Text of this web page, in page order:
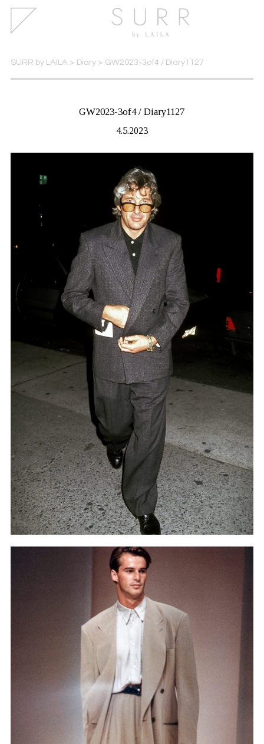
SURR by LAILA > Diary> GW2023-3of4 / Diary1127
GW2023-3of4 / Diary1127
4.5.2023